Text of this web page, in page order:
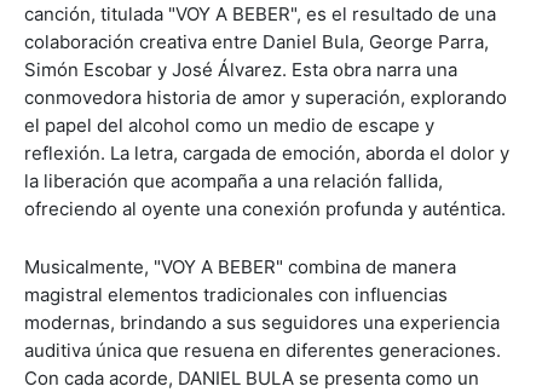
canción, titulada "VOY A BEBER", es el resultado de una
colaboración creativa entre Daniel Bula, George Parra,
Simón Escobar y José Álvarez. Esta obra narra una
conmovedora historia de amor y superación, explorando
el papel del alcohol como un medio de escape y
reflexión. La letra, cargada de emoción, aborda el dolor y
la liberación que acompaña a una relación fallida,
ofreciendo al oyente una conexión profunda y auténtica.
Musicalmente, "VOY A BEBER" combina de manera
magistral elementos tradicionales con influencias
modernas, brindando a sus seguidores una experiencia
auditiva única que resuena en diferentes generaciones.
Con cada acorde, DANIEL BULA se presenta como un